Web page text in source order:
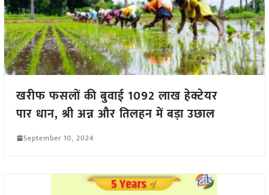
खरीफ फसलों की बुवाई 1092 लाख हेक्टेयर
पार धान, श्री अन्न और तिलहन में बड़ा उछाल
September 10, 2024